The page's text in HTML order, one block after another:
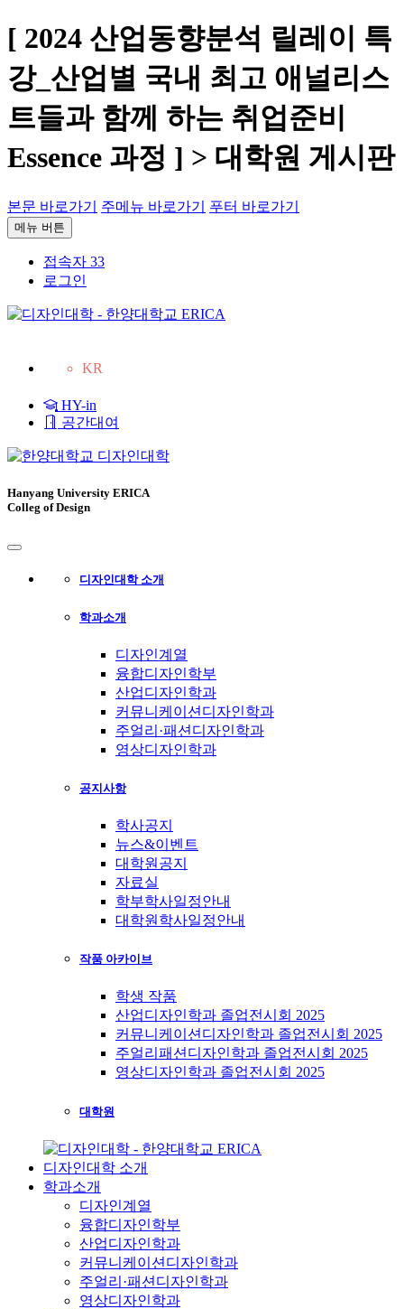
[ 2024 산업동향분석 릴레이 특
강_산업별 국내 최고 애널리스
트들과 함께 하는 취업준비
Essence 과정 ] > 대학원 게시판
본문 바로가기 주메뉴 바로가기 푸터 바로가기
메뉴 버튼
접속자 33
로그인
KR
CH
EN
HY-in
공간대여
Hanyang University ERICA
Colleg of Design
디자인대학 소개
학과소개
디자인계열
융합디자인학부
산업디자인학과
커뮤니케이션디자인학과
주얼리·패션디자인학과
영상디자인학과
공지사항
학사공지
뉴스&이벤트
대학원공지
자료실
학부학사일정안내
대학원학사일정안내
작품 아카이브
학생 작품
산업디자인학과 졸업전시회 2025
커뮤니케이션디자인학과 졸업전시회 2025
주얼리패션디자인학과 졸업전시회 2025
영상디자인학과 졸업전시회 2025
대학원
디자인대학 소개
학과소개
디자인계열
융합디자인학부
산업디자인학과
커뮤니케이션디자인학과
주얼리·패션디자인학과
영상디자인학과